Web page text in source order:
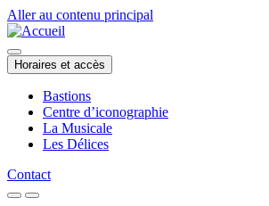
Aller au contenu principal
Horaires et accès
Bastions
Centre d’iconographie
La Musicale
Les Délices
Contact